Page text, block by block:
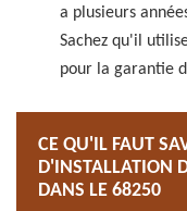
a plusieurs
Sachez qu'il
pour la garantie
CE QU'IL FAUT
D'INSTALLATION
DANS LE 68250